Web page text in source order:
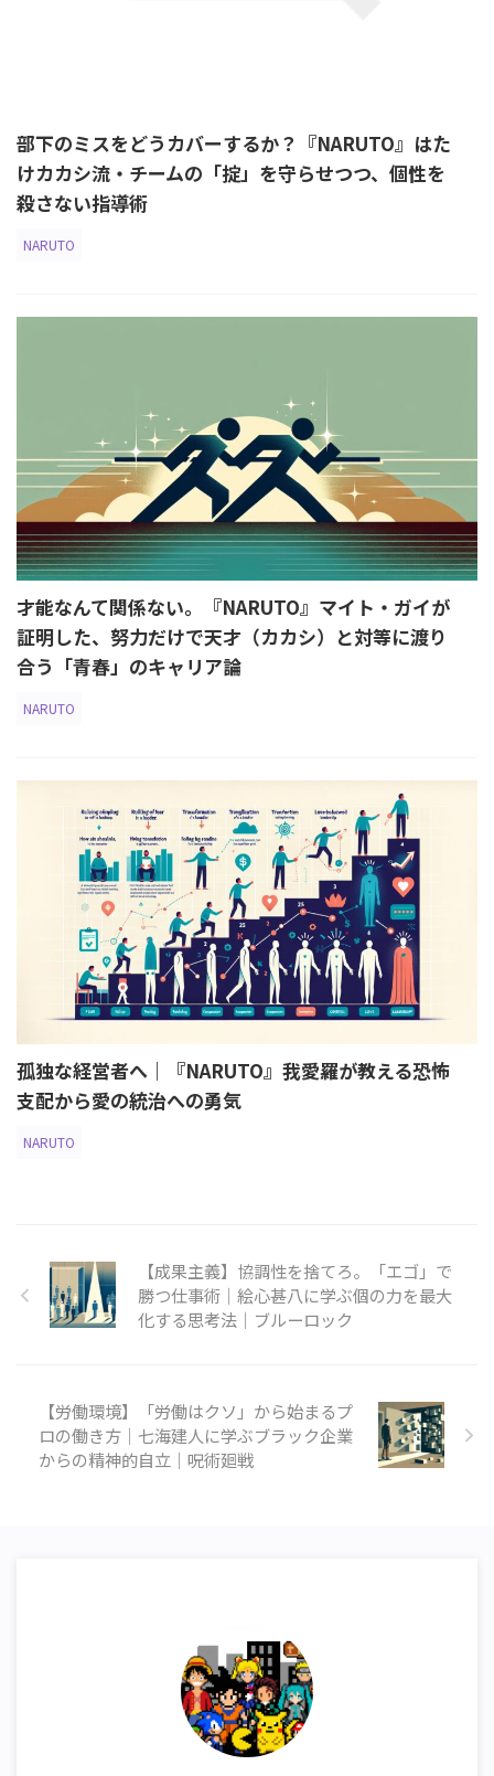
部下のミスをどうカバーするか？『NARUTO』はた
けカカシ流・チームの「掟」を守らせつつ、個性を
殺さない指導術
NARUTO
才能なんて関係ない。『NARUTO』マイト・ガイが
証明した、努力だけで天才（カカシ）と対等に渡り
合う「青春」のキャリア論
NARUTO
孤独な経営者へ｜『NARUTO』我愛羅が教える恐怖
支配から愛の統治への勇気
NARUTO
【成果主義】協調性を捨てろ。「エゴ」で
勝つ仕事術｜絵心甚八に学ぶ個の力を最大
化する思考法｜ブルーロック
【労働環境】「労働はクソ」から始まるプ
ロの働き方｜七海建人に学ぶブラック企業
からの精神的自立｜呪術廻戦